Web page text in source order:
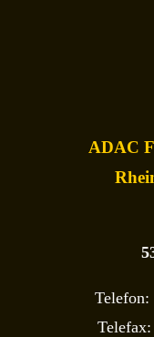
ADAC
Telefon: